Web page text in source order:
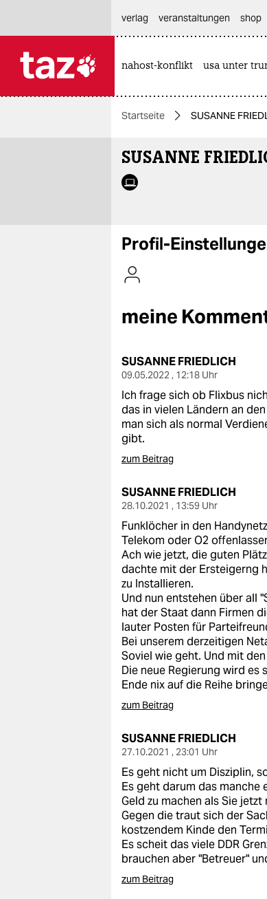
themen
politik
öko
kultur
sport
berlin
wahrheit
verlag
verlag
veranstaltungen
fragen & hilfe
unterstützen
abo
genossenschaft
epaper login
verlag
veranstaltungen shop
nahost-konflikt usa unter
Startseite SUSANNE
SUSANNE
Profil-
meine
SUSANNE FRIEDLICH
09.05.2022 , 12:18 Uhr
Ich frage sich ob Flixbus
das in vielen Ländern an
man sich als normal
gibt.
zum Beitrag
SUSANNE FRIEDLICH
28.10.2021 , 13:59 Uhr
Funklöcher in den
Telekom oder O2
Ach wie jetzt, die guten
dachte mit der Ersteigerng
zu Installieren.
Und nun entstehen über all
hat der Staat dann Firmen
lauter Posten für
Bei unserem derzeitigen
Soviel wie geht. Und mit
Die neue Regierung wird
Ende nix auf die Reihe
zum Beitrag
SUSANNE FRIEDLICH
27.10.2021 , 23:01 Uhr
Es geht nicht um Disziplin,
Es geht darum das manche
Geld zu machen als Sie
Gegen die traut sich der
kostzendem Kinde den
Es scheit das viele DDR
brauchen aber "Betreuer"
zum Beitrag